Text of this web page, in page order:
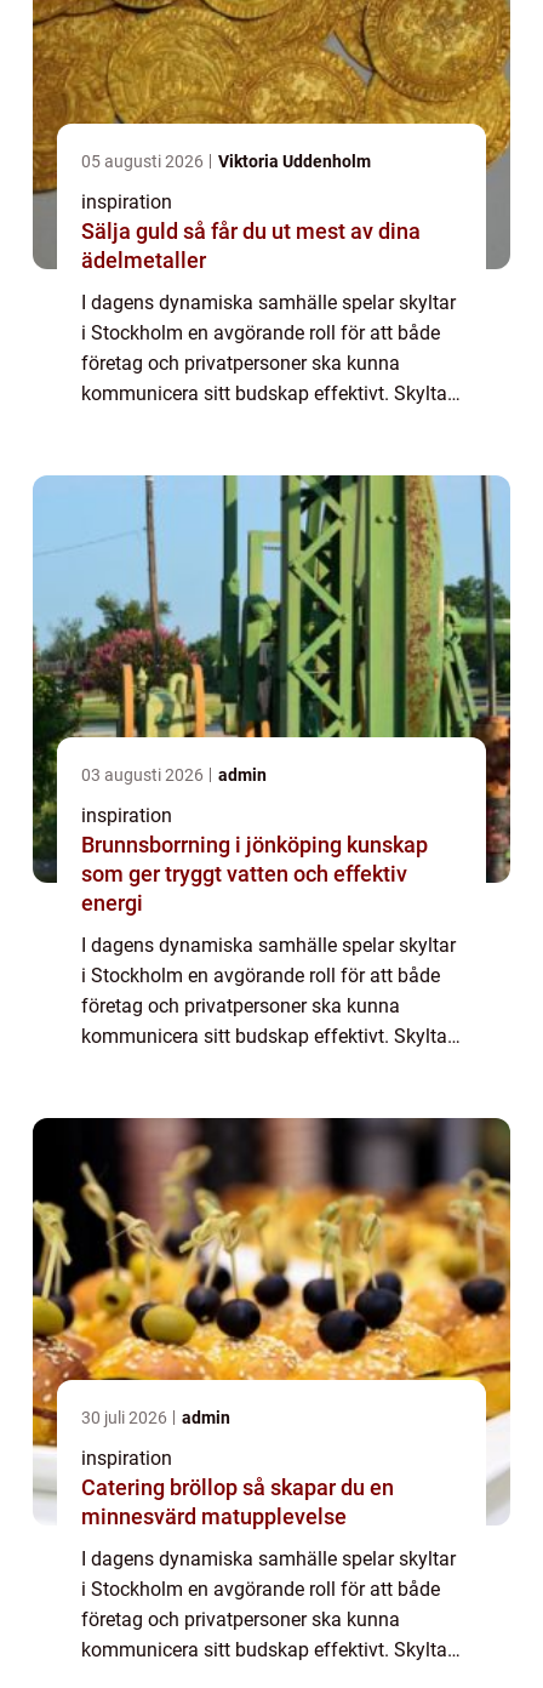
05 augusti 2026 Viktoria Uddenholm
inspiration
Sälja guld så får du ut mest av dina
ädelmetaller
I dagens dynamiska samhälle spelar skyltar
i Stockholm en avgörande roll för att både
företag och privatpersoner ska kunna
kommunicera sitt budskap effektivt. Skyltar
03 augusti 2026 admin
inspiration
Brunnsborrning i jönköping kunskap
som ger tryggt vatten och effektiv
energi
I dagens dynamiska samhälle spelar skyltar
i Stockholm en avgörande roll för att både
företag och privatpersoner ska kunna
kommunicera sitt budskap effektivt. Skyltar
30 juli 2026 admin
inspiration
Catering bröllop så skapar du en
minnesvärd matupplevelse
I dagens dynamiska samhälle spelar skyltar
i Stockholm en avgörande roll för att både
företag och privatpersoner ska kunna
kommunicera sitt budskap effektivt. Skyltar